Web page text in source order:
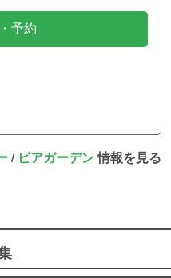
予約
/ ビアガーデン情報を見る